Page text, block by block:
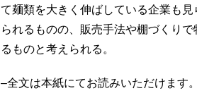
て麺類を大きく伸ばしている企業も
られるものの、販売手法や棚づくり
るものと考えられる。
–全文は本紙にてお読みいただけます